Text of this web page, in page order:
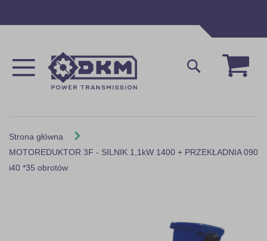
Mój
Szukaj
Strona główna
MOTOREDUKTOR 3F - SILNIK 1,1kW 1400 + PRZEKŁADNIA 090
i40 *35 obrotów